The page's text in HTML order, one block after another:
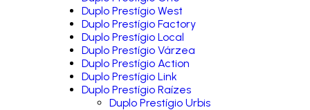
Duplo Prestígio West
Duplo Prestígio Factory
Duplo Prestígio Local
Duplo Prestígio Várzea
Duplo Prestígio Action
Duplo Prestígio Link
Duplo Prestígio Raízes
Duplo Prestígio Urbis